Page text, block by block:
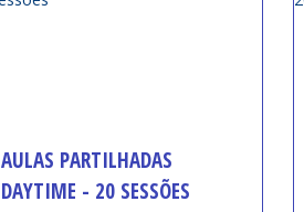
AULAS PARTILHADAS
DAYTIME - 20 SESSÕES